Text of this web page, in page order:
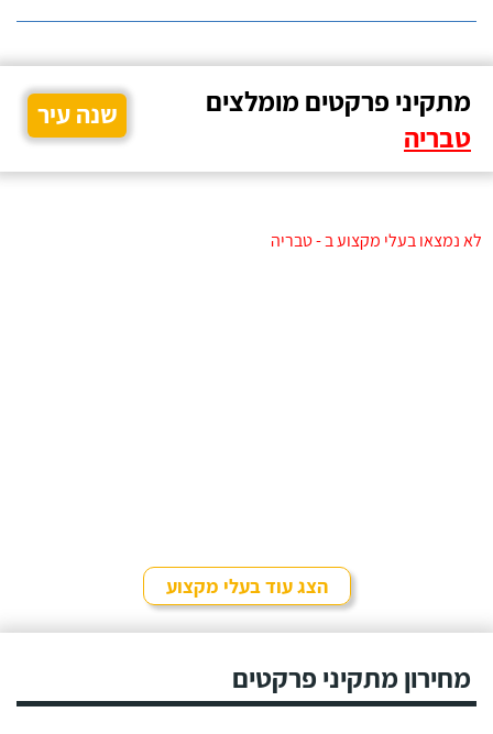
מתקיני פרקטים מומלצים
טבריה
שנה עיר
לא נמצאו בעלי מקצוע ב - טבריה
הצג עוד בעלי מקצוע
מחירון מתקיני פרקטים